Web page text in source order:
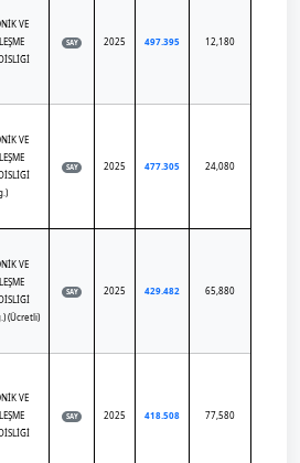
VE
SAY 2025 497.395 12,180
VE
SAY 2025 477.305 24,080
VE
(Ücretli)
SAY 2025 429.482 65,880
VE
SAY 2025 418.508 77,580